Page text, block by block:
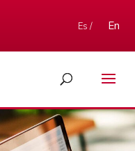
Es / En